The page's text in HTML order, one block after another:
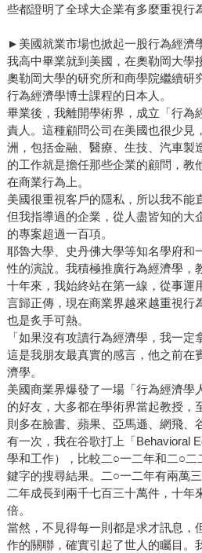
些都證明了全球大企業有多麼重視行
►美國就業市場也掀起一股行為經濟
我高中畢業就到美國，在奧勒岡大學
奧勒岡大學的研究所和商學院繼續研
行為經濟學博士課程的日本人。
畢業後，我離開學術界，成立「行為
責人。這種顧問公司在美國也很少見
洲，包括金融、醫療、生技、汽車製
的工作就是擔任那些企業的顧問，教
在商業行為上。
美國很重視客戶的隱私，所以我不能
但我指導過的企業，從人盡皆知的大
的專案超過一百項。
耶魯大學、史丹佛大學等知名學府和
性的演說。我積極推廣行為經濟學，
十年來，我始終站在第一線，從事運
言歸正傳，現在商業界越來越重視行
也是炙手可熱。
「如果沒有攻讀行為經濟學，我一定
這是我朋友最真實的感言，他之前在
濟學。
美國商業界爆發了一場「行為經濟學
的好友，大多都在學術界當起教授，
則多在臉書、蘋果、亞馬遜、網飛、
有一次，我在谷歌打上「Behavioral
學和工作），比較二○一二年和二○二
鍵字的搜尋結果。二○一二年有兩萬
二年成長到兩千七百三十萬件，十年
倍。
當然，不見得每一則都是求才訊息，
作的關聯，確實引起了世人的矚目。